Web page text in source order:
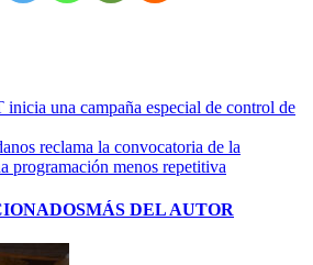
una campaña especial de control de
reclama la convocatoria de la
programación menos repetitiva
MÁS DEL AUTOR